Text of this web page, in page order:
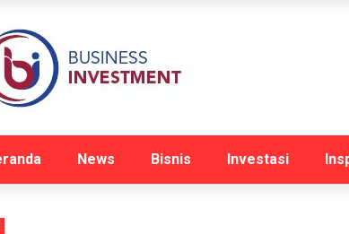
News Bisnis Investasi